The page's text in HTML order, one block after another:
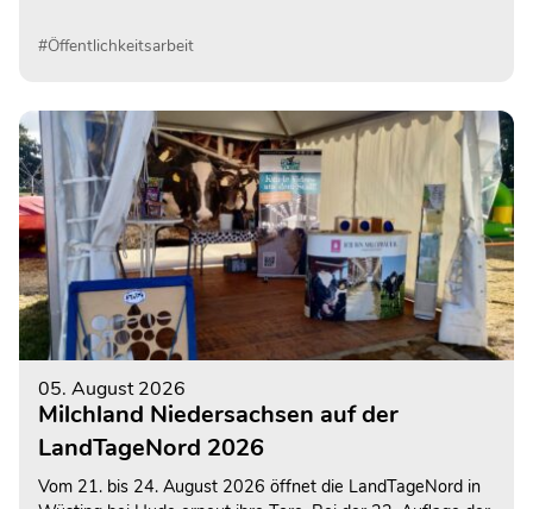
#Öffentlichkeitsarbeit
05. August 2026
Milchland Niedersachsen auf der
LandTageNord 2026
Vom 21. bis 24. August 2026 öffnet die LandTageNord in